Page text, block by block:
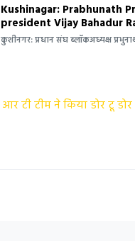
Kushinagar: Prabhunath
president Vijay Bahadur
कुशीनगर: प्रधान संघ ब्लॉकअध्यक्ष